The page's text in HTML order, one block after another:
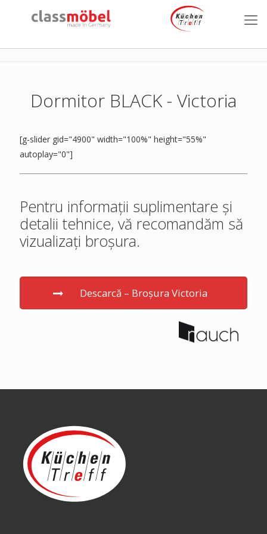
Dormitor BLACK - Victoria
[g-slider gid="4900" width="100%" height="55%"
autoplay="0"]
Pentru informații suplimentare și
detalii tehnice, vă recomandăm să
vizualizați broșura.
Descarcă – Broșura Victoria